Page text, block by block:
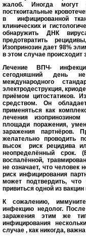
жалоб. Иногда могут
посткоитальные
в
инфицированной
клинических и
обнаружить ДНК
предотвратить
Изопринозин дает 98%
в этом случае происходит
Лечение ВПЧ-
сегодняшний день
международного
электродеструкция,
приёмом цитостатиков.
средством. Он
применяться как
лечения изопринозином
площади поражения,
заражения партнёров.
желательно проводить
высок
риск рецидива
неопределённый срок.
воспалённой,
не означает, что человек
риск инфицирования
может подтвердить, что
привиться одной из
К сожалению,
инфекцию недолог. После
заражения этим же
инфицирования
случае , как никогда,